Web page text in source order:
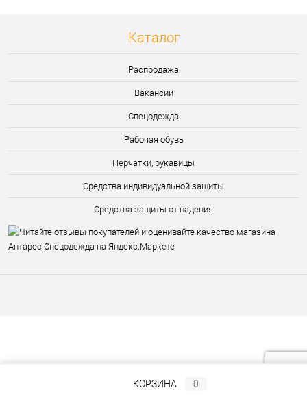
Каталог
Распродажа
Вакансии
Спецодежда
Рабочая обувь
Перчатки, рукавицы
Средства индивидуальной защиты
Средства защиты от падения
КОРЗИНА 0